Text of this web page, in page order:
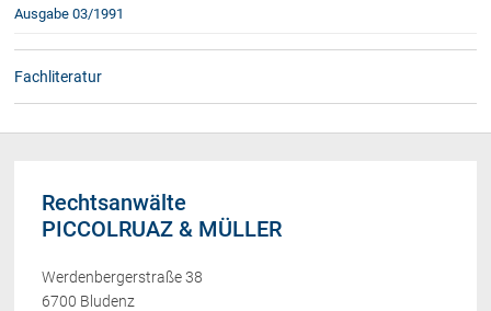
Ausgabe 03/1991
Fachliteratur
Rechtsanwälte
PICCOLRUAZ & MÜLLER
Werdenbergerstraße 38
6700 Bludenz